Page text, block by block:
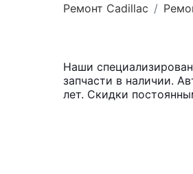
Ремонт Cadillac
Наши
запчасти в наличии.
лет. Скидки